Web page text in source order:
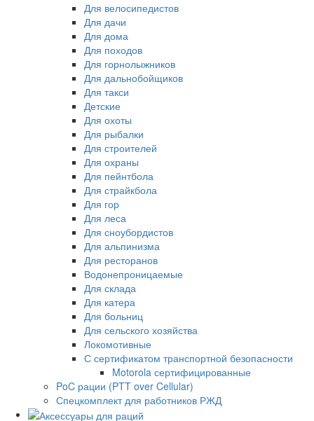
Для велосипедистов
Для дачи
Для дома
Для походов
Для горнолыжников
Для дальнобойщиков
Для такси
Детские
Для охоты
Для рыбалки
Для строителей
Для охраны
Для пейнтбола
Для страйкбола
Для гор
Для леса
Для сноубордистов
Для альпинизма
Для ресторанов
Водонепроницаемые
Для склада
Для катера
Для больниц
Для сельского хозяйства
Локомотивные
С сертификатом транспортной безопасности
Motorola сертифицированные
PoC рации (PTT over Cellular)
Спецкомплект для работников РЖД